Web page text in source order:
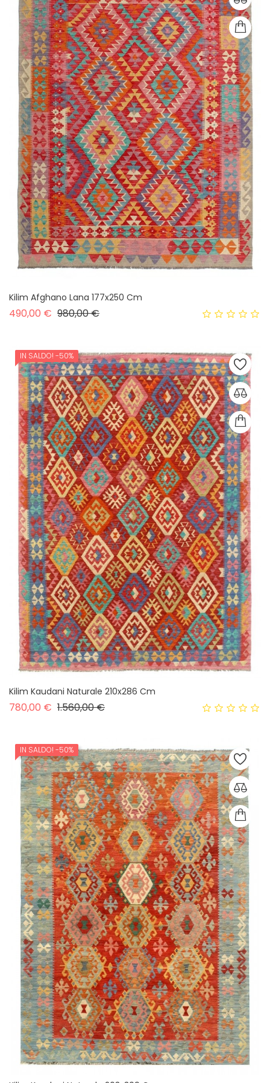
Kilim Afghano Lana 177x250 Cm
490,00 € Prezzo base
980,00 €Prezzo
IN SALDO! -50%
Kilim Kaudani Naturale 210x286 Cm
780,00 € Prezzo base
1.560,00 €Prezzo
IN SALDO! -50%